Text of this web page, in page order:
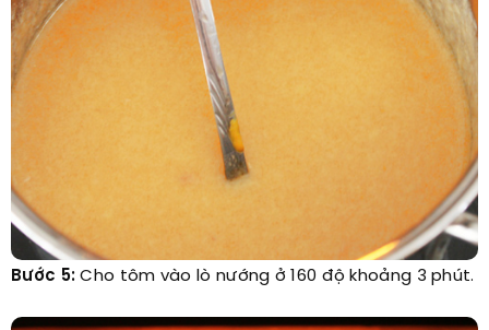
Bước 5: Cho tôm vào lò nướng ở 160 độ khoảng 3 phút.